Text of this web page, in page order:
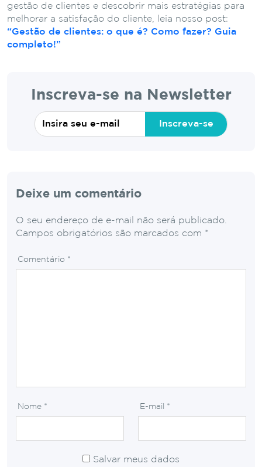
gestão de clientes e descobrir mais estratégias para
melhorar a satisfação do cliente, leia nosso post:
“Gestão de clientes: o que é? Como fazer? Guia
completo!”
Inscreva-se na Newsletter
Inscreva-se
Deixe um comentário
O seu endereço de e-mail não será publicado.
Campos obrigatórios são marcados com *
Comentário *
Nome * E-mail *
Salvar meus dados